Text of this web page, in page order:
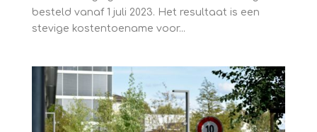
besteld vanaf 1 juli 2023. Het resultaat is een
stevige kostentoename voor...